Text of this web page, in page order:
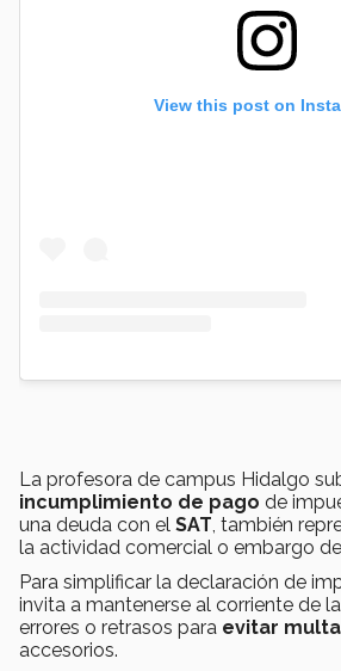
View this post on
La profesora de campus Hidalgo
incumplimiento de pago de
una deuda con el SAT, también
la actividad comercial o embargo
Para simplificar la declaración de
invita a mantenerse al corriente de
errores o retrasos para evitar
accesorios.